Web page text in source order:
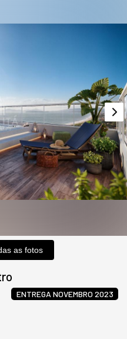
as fotos
ENTREGA NOVEMBRO 2023